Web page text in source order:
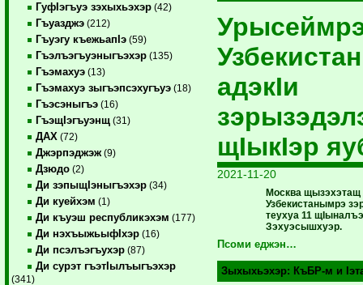
ГуфIэгъуэ зэхыхьэхэр (42)
Гъуазджэ (212)
Гъуэгу къежьапIэ (59)
Гъэлъэгъуэныгъэхэр (135)
Гъэмахуэ (13)
Гъэмахуэ зыгъэпсэхугъуэ (18)
Гъэсэныгъэ (16)
ГъэщIэгъуэнщ (31)
ДАХ (72)
Джэрпэджэж (9)
Дзюдо (2)
Ди зэпыщIэныгъэхэр (34)
Ди куейхэм (1)
Ди къуэш республикэхэм (177)
Ди нэхъыжьыфIхэр (16)
Ди псэлъэгъухэр (87)
Ди сурэт гъэтIылъыгъэхэр
(341)
адэкIи
щIыкIэр
2021-11-20
Москва
Узбекистанымрэ
теухуа 11
Зэхуэсышхуэр.
Псоми еджэн…
Зыхыхьэхэр: КъБР-м и